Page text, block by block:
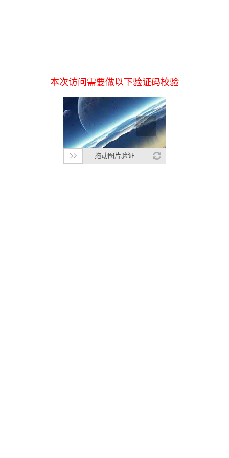
本次访问需要做以下验证码校验
拖动图片验证